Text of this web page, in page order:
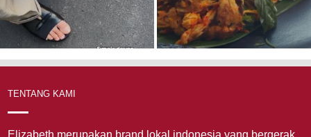
TENTANG KAMI